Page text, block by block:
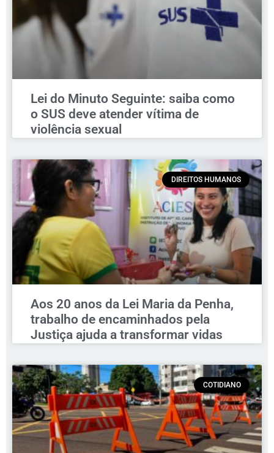
Lei do Minuto Seguinte: saiba como
o SUS deve atender vítima de
violência sexual
DIREITOS HUMANOS
Aos 20 anos da Lei Maria da Penha,
trabalho de encaminhados pela
Justiça ajuda a transformar vidas
COTIDIANO